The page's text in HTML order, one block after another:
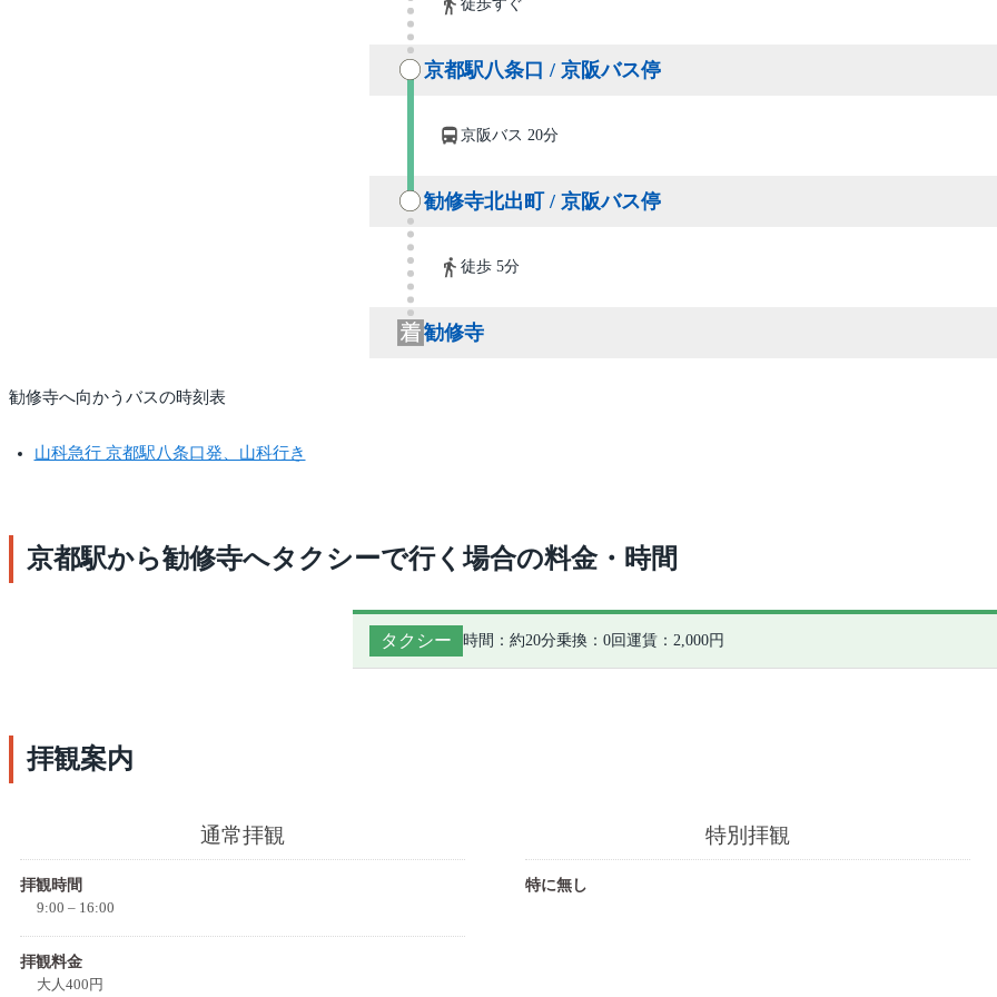
徒歩すぐ
京都駅八条口 / 京阪バス停
京阪バス 20分
勧修寺北出町 / 京阪バス停
徒歩 5分
勧修寺
勧修寺へ向かうバスの時刻表
山科急行 京都駅八条口発、山科行き
京都駅から勧修寺へタクシーで行く場合の料金・時間
タクシー 時間：約20分乗換：0回運賃：2,000円
拝観案内
通常拝観
拝観時間
9:00 – 16:00
拝観料金
大人400円
特別拝観
特に無し